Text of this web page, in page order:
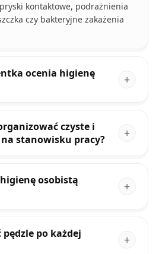
kontaktowe, podrażnienia
czy bakteryjne zakażenia
ocenia higienę
czyste i
stanowisku pracy?
osobistą
po każdej